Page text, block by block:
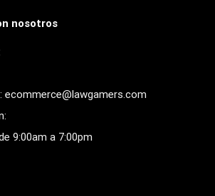
nosotros
ecommerce@lawgamers.com
9:00am a 7:00pm